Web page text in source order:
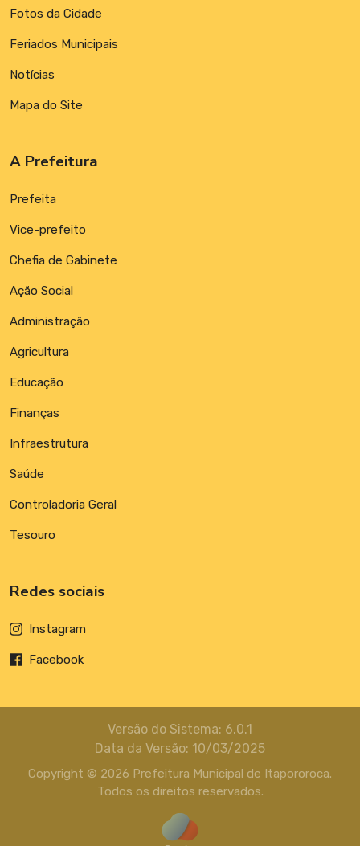
Fotos da Cidade
Feriados Municipais
Notícias
Mapa do Site
A Prefeitura
Prefeita
Vice-prefeito
Chefia de Gabinete
Ação Social
Administração
Agricultura
Educação
Finanças
Infraestrutura
Saúde
Controladoria Geral
Tesouro
Redes sociais
Instagram
Facebook
Versão do Sistema: 6.0.1
Data da Versão: 10/03/2025
Copyright © 2026 Prefeitura Municipal de Itapororoca.
Todos os direitos reservados.